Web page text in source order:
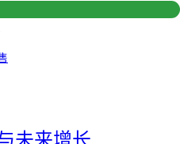
未来增长